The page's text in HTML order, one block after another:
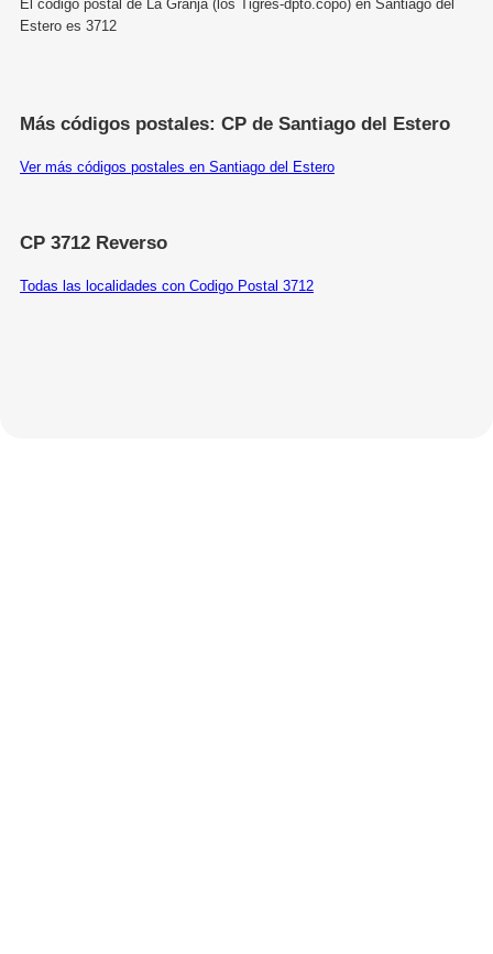
El codigo postal de La Granja (los Tigres-dpto.copo) en Santiago del
Estero es 3712
Más códigos postales: CP de Santiago del Estero
Ver más códigos postales en Santiago del Estero
CP 3712 Reverso
Todas las localidades con Codigo Postal 3712